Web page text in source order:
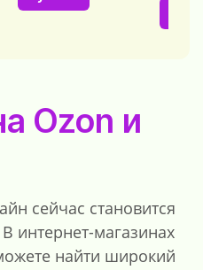
Ozon и
сейчас становится
интернет-магазинах
найти широкий